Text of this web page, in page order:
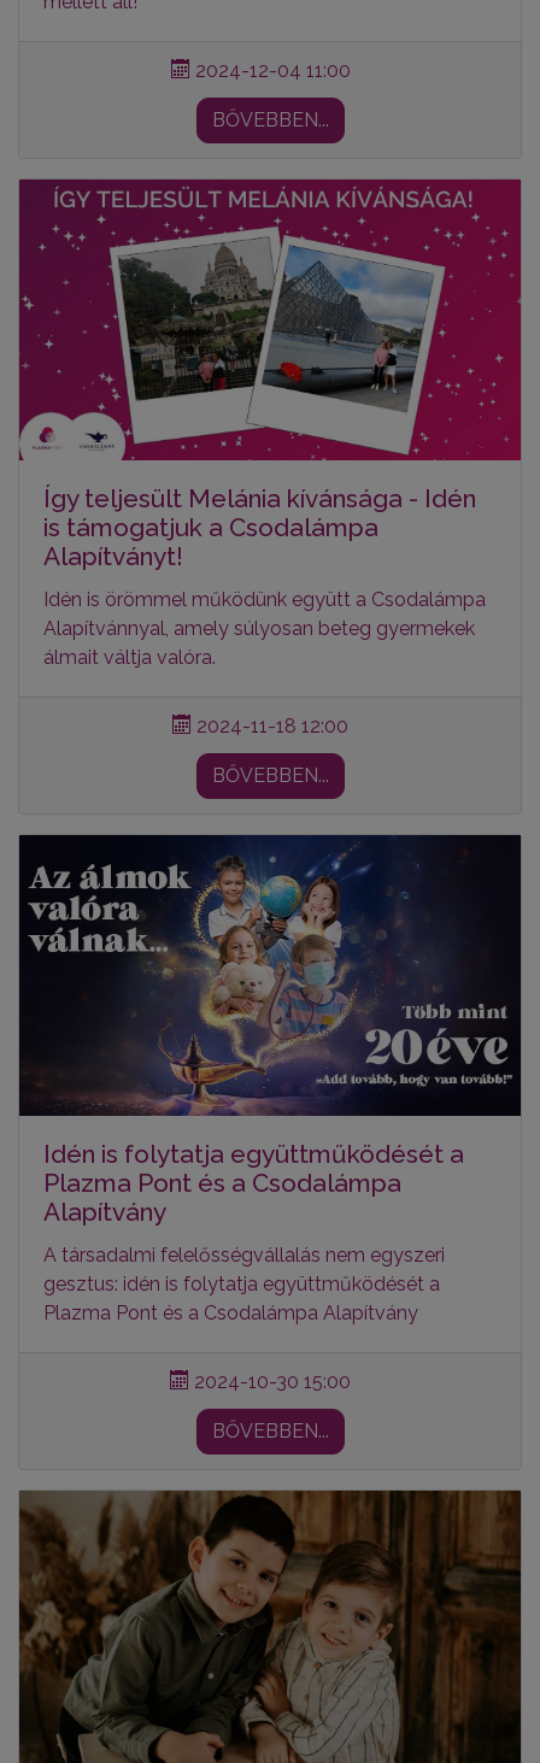
2024-12-04 11:00
BŐVEBBEN...
Így teljesült Melánia kívánsága - Idén
is támogatjuk a Csodalámpa
Alapítványt!
Idén is örömmel működünk együtt a Csodalámpa
Alapítvánnyal, amely súlyosan beteg gyermekek
álmait váltja valóra.
2024-11-18 12:00
BŐVEBBEN...
Idén is folytatja együttműködését a
Plazma Pont és a Csodalámpa
Alapítvány
A társadalmi felelősségvállalás nem egyszeri
gesztus: idén is folytatja együttműködését a
Plazma Pont és a Csodalámpa Alapítvány
2024-10-30 15:00
BŐVEBBEN...